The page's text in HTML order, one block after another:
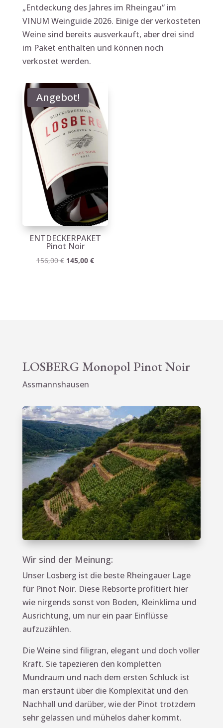
„Entdeckung des Jahres im Rheingau“ im
VINUM Weinguide 2026. Einige der verkosteten
Weine sind bereits ausverkauft, aber drei sind
im Paket enthalten und können noch
verkostet werden.
Angebot!
ENTDECKERPAKET
Pinot Noir
156,00€ Ursprünglicher
145,00 €Aktueller
LOSBERG Monopol Pinot Noir
Assmannshausen
Wir sind der Meinung:
Unser Losberg ist die beste Rheingauer Lage
für Pinot Noir. Diese Rebsorte profitiert hier
wie nirgends sonst von Boden, Kleinklima und
Ausrichtung, um nur ein paar Einflüsse
aufzuzählen.
Die Weine sind filigran, elegant und doch voller
Kraft. Sie tapezieren den kompletten
Mundraum und nach dem ersten Schluck ist
man erstaunt über die Komplexität und den
Nachhall und darüber, wie der Pinot trotzdem
sehr gelassen und mühelos daher kommt.